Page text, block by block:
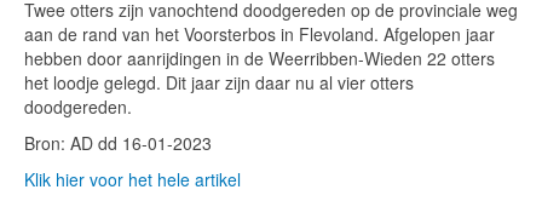
Twee otters zijn vanochtend doodgereden op de provinciale weg
aan de rand van het Voorsterbos in Flevoland. Afgelopen jaar
hebben door aanrijdingen in de Weerribben-Wieden 22 otters
het loodje gelegd. Dit jaar zijn daar nu al vier otters
doodgereden.
Bron: AD dd 16-01-2023
Klik hier voor het hele artikel